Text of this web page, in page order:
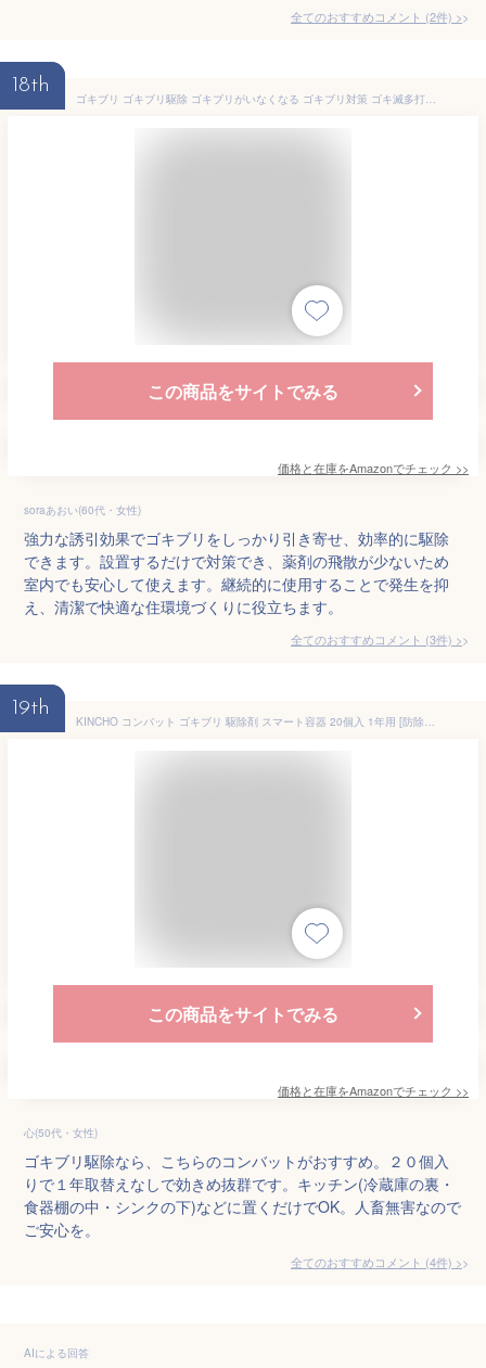
全てのおすすめコメント (2件) >
18th
ゴキブリ ゴキブリ駆除 ゴキブリがいなくなる ゴキブリ対策 ゴキ滅多打ち (1箱(12個入り))
この商品をサイトでみる
価格と在庫をAmazonでチェック >>
soraあおい(60代・女性)
強力な誘引効果でゴキブリをしっかり引き寄せ、効率的に駆除
できます。設置するだけで対策でき、薬剤の飛散が少ないため
室内でも安心して使えます。継続的に使用することで発生を抑
え、清潔で快適な住環境づくりに役立ちます。
全てのおすすめコメント (3件) >
19th
KINCHO コンバット ゴキブリ 駆除剤 スマート容器 20個入 1年用 [防除用医薬部外品]
この商品をサイトでみる
価格と在庫をAmazonでチェック >>
心(50代・女性)
ゴキブリ駆除なら、こちらのコンバットがおすすめ。２０個入
りで１年取替えなしで効きめ抜群です。キッチン(冷蔵庫の裏・
食器棚の中・シンクの下)などに置くだけでOK。人畜無害なので
ご安心を。
全てのおすすめコメント (4件) >
AIによる回答